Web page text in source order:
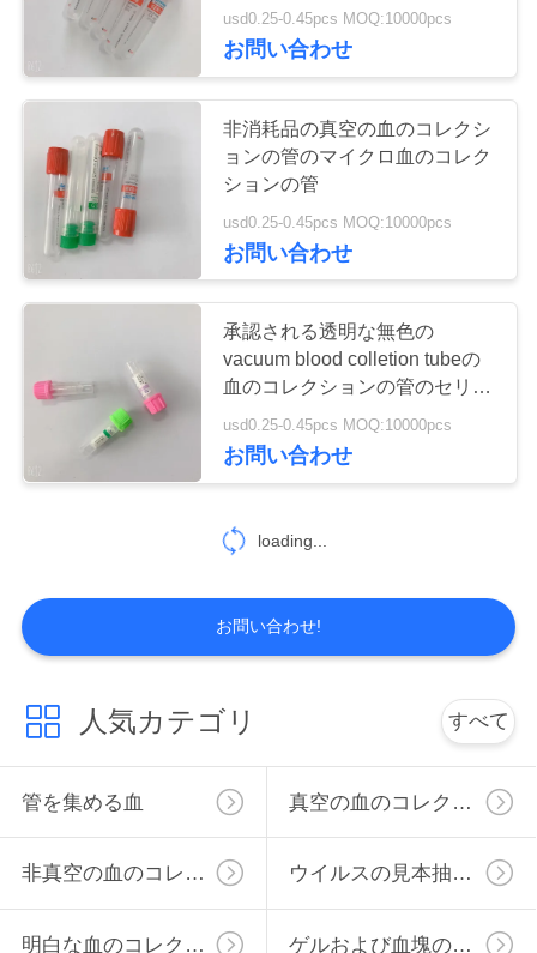
を
な
い
地
PRIVACY
POLICY
プロ凝固の管
PTの管
ブドウ糖の血の管
リチウム ヘパリン
の管
49
usd0.25-0.45pcs MOQ:10000pcs
お問い合わせ
非消耗品の真空の血のコレクシ
ョンの管のマイクロ血のコレク
ションの管
usd0.25-0.45pcs MOQ:10000pcs
お問い合わせ
承認される透明な無色の
vacuum blood colletion tubeの
血のコレクションの管のセリウ
ムISO 13485
usd0.25-0.45pcs MOQ:10000pcs
お問い合わせ
loading...
お問い合わせ!
人気カテゴリ すべて
管を集める血 真空の血のコレクションの管
非真空の血のコレクションの管 ウイルスの見本抽出管
明白な血のコレクションの管 ゲルおよび血塊の活性剤の管